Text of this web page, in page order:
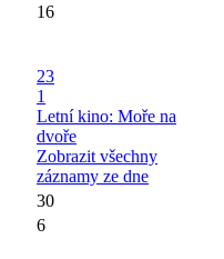
16
23
1
Letní kino: Moře na
dvoře
Zobrazit všechny
záznamy ze dne
30
6